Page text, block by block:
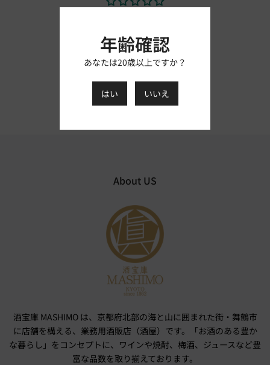
レビューを書く
About US
酒宝庫 MASHIMO は、京都府北部の海と山に囲まれた街・舞鶴市
に店舗を構える、業務用酒販店（酒屋）です。「お酒のある豊か
な暮らし」をコンセプトに、ワインや焼酎、梅酒、ジュースなど豊
富な品数を取り揃えております。
年齢確認
あなたは20歳以上ですか？
はい いいえ